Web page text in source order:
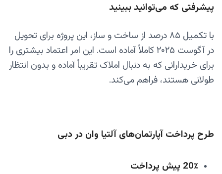
پیشرفتی که می‌توانید ببینید
با تکمیل ۸۵ درصد از ساخت و ساز، این پروژه برای تحویل
در آگوست ۲۰۲۵ کاملاً آماده است. این امر اعتماد بیشتری را
برای خریدارانی که به دنبال املاک تقریباً آماده و بدون انتظار
طولانی هستند، فراهم می‌کند.
طرح پرداخت آپارتمان‌های آلتیا وان در دبی
20٪ پیش پرداخت